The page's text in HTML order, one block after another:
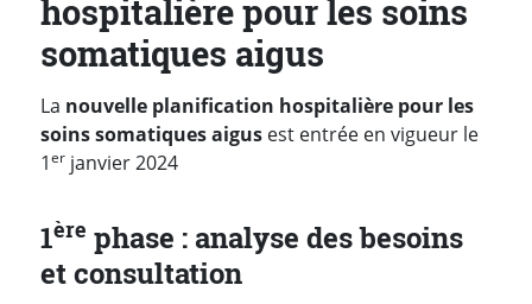
hospitalière pour les soins
somatiques aigus
La nouvelle planification hospitalière pour les
soins somatiques aigus est entrée en vigueur le
1er janvier 2024
1ère phase : analyse des besoins
et consultation